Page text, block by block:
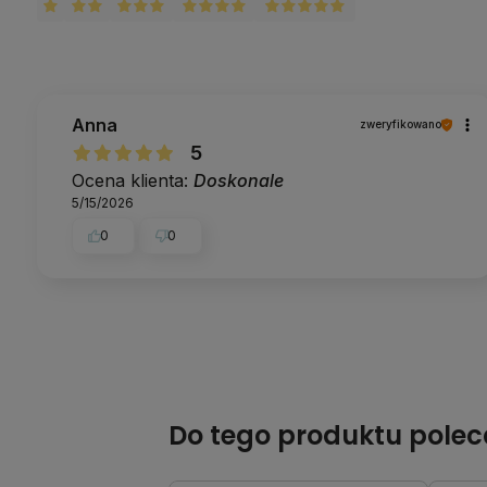
Anna zweryfikowano
5
Ocena klienta: Doskonale
5/15/2026
0 0
Do tego produktu